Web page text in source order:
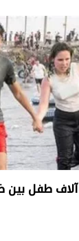
أزمة سبتة.. 10 آلاف